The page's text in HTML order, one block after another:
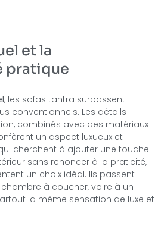
et la
pratique
, les sofas tantra surpassent
conventionnels. Les détails
combinés avec des matériaux
un aspect luxueux et
cherchent à ajouter une touche
sans renoncer à la praticité,
un choix idéal. Ils passent
à coucher, voire à un
la même sensation de luxe et